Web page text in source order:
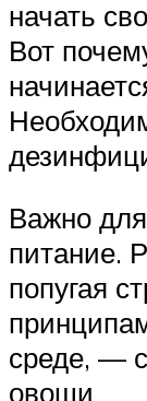
начать
Вот
Важно
питание.
попугая
среде, —
овощи